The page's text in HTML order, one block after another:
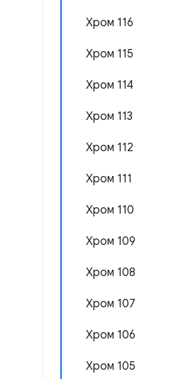
Хром 116
Хром 115
Хром 114
Хром 113
Хром 112
Хром 111
Хром 110
Хром 109
Хром 108
Хром 107
Хром 106
Хром 105